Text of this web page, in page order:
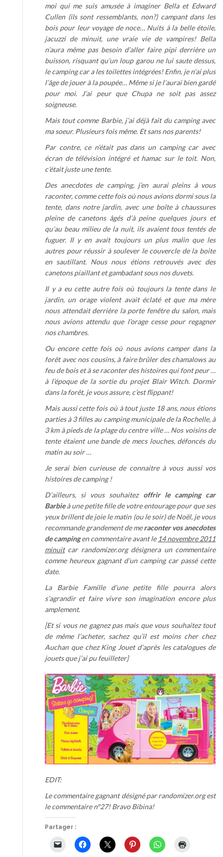
moi qui me suis amusée à imaginer Bella et Edward
Cullen (ils sont ressemblants, non?) campant dans les
bois pour leur voyage de noce… Nuits à la belle étoile,
jacuzzi de minuit, une vraie vie de vampires! Bella
n’aura même pas besoin d’aller faire pipi derrière un
buisson, risquant qu’un loup garou ne lui saute dessus,
le camping car a les toilettes intégrées! Enfin, je n’ai plus
l’âge de jouer à la poupée… Même si je l’aurai bien gardé
pour moi. J’ai peur que Chupa ne soit pas assez
soigneuse.
Mais tout comme Barbie, j’ai déjà fait du camping avec
ma soeur. Plusieurs fois même. Et sans nos parents!
Par contre, ce n’était pas dans un camping car avec
écran de télévision intégré et hamac sur le toit. Non,
c’était juste une tente.
Des anecdotes de camping, j’en aurai pleins à vous
raconter, comme cette fois où nous avions dormi sous la
tente, dans notre jardin, avec une boîte à chaussures
pleine de canetons âgés d’à peine quelques jours et
qu’au beau milieu de la nuit, ils avaient tous tentés de
fuguer. Il y en avait toujours un plus malin que les
autres pour réussir à soulever le couvercle de la boite
en sautillant. Nous nous étions retrouvés avec des
canetons piaillant et gambadant sous nos duvets.
Il y a eu cette autre fois où toujours la tente dans le
jardin, un orage violent avait éclaté et que ma mère
nous attendait derrière la porte fenêtre du salon, mais
nous avions attendu que l’orage cesse pour regagner
nos chambres.
Ou encore cette fois où nous avions camper dans la
forêt avec nos cousins, à faire brûler des chamalows au
feu de bois et à se raconter des histoires qui font peur …
à l’époque de la sortie du projet Blair Witch. Dormir
dans la forêt, je vous assure, c’est flippant!
Mais aussi cette fois où à tout juste 18 ans, nous étions
parties à 3 filles au camping municipale de la Rochelle, à
3 km à pieds de la plage du centre ville … Nos voisins de
tente étaient une bande de mecs louches, défoncés du
matin au soir …
Je serai bien curieuse de connaitre à vous aussi vos
histoires de camping !
D’ailleurs, si vous souhaitez offrir le camping car
Barbieà une petite fille de votre entourage pour que ses
yeux brillent de joie le matin (ou le soir) de Noël, je vous
recommande grandement de meraconter vos anecdotes
de campingen commentaire avant le 14 novembre 2011
minuitcar randomizer.org désignera un commentaire
comme heureux gagnant d’un camping car passé cette
date.
La Barbie Famille d’une petite fille pourra alors
s’agrandir et faire vivre son imagination encore plus
amplement.
[Et si vous ne gagnez pas mais que vous souhaitez tout
de même l’acheter, sachez qu’il est moins cher chez
Auchan que chez King Jouet d’après les catalogues de
jouets que j’ai pu feuilleter]
EDIT:
Le commentaire gagnant désigné par randomizer.org est
le commentaire n°27! Bravo Bibina!
Partager :